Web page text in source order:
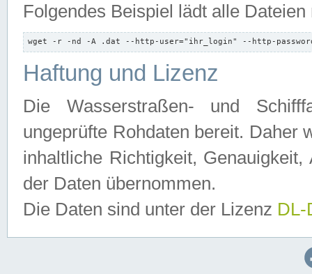
Folgendes Beispiel lädt alle
wget -r -nd -A .dat --http-user="ihr_login" --http-
Haftung und Lizenz
Die Wasserstraßen- und
ungeprüfte Rohdaten bereit. Daher
inhaltliche Richtigkeit,
der Daten übernommen.
Die Daten sind unter der Lizenz